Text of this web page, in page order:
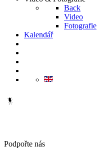
Back
Video
Fotografie
Kalendář
Podpořte nás